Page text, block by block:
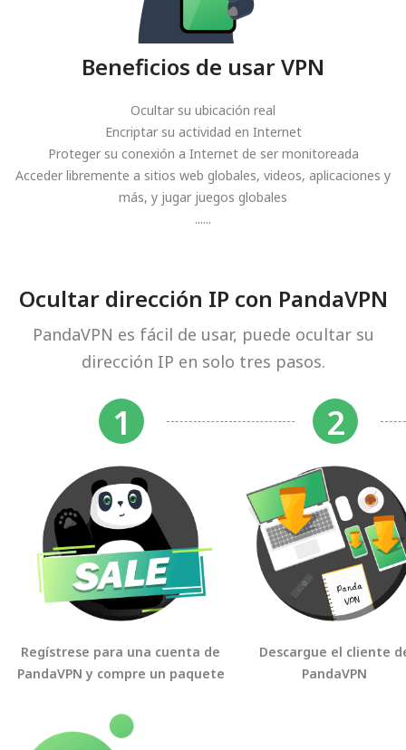
Beneficios de usar VPN
Ocultar su ubicación real
Encriptar su actividad en Internet
Proteger su conexión a Internet de ser monitoreada
Acceder libremente a sitios web globales, videos, aplicaciones y
más, y jugar juegos globales
......
Ocultar dirección IP con PandaVPN
PandaVPN es fácil de usar, puede ocultar su
dirección IP en solo tres pasos.
Regístrese para una cuenta de
PandaVPN y compre un paquete
Descargue el cliente
PandaVPN